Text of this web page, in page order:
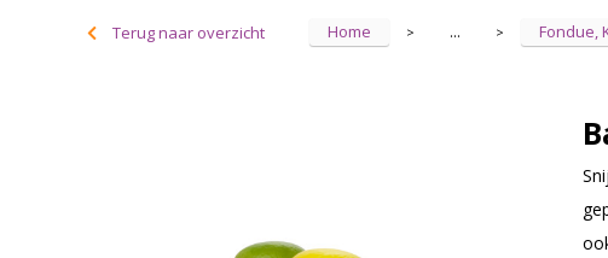
Terug naar overzicht Home > ... > Fondue,